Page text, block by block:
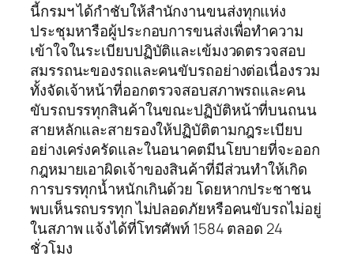
นี้กรมฯ ได้กำชับให้สำนักงานขนส่งทุกแห่ง
ประชุมหารือผู้ประกอบการขนส่งเพื่อทำความ
เข้าใจในระเบียบปฏิบัติและเข้มงวดตรวจสอบ
สมรรถนะของรถและคนขับรถอย่างต่อเนื่องรวม
ทั้งจัดเจ้าหน้าที่ออกตรวจสอบสภาพรถและคน
ขับรถบรรทุกสินค้าในขณะปฏิบัติหน้าที่บนถนน
สายหลักและสายรองให้ปฏิบัติตามกฎระเบียบ
อย่างเคร่งครัดและในอนาคตมีนโยบายที่จะออก
กฎหมายเอาผิดเจ้าของสินค้าที่มีส่วนทำให้เกิด
การบรรทุกน้ำหนักเกินด้วย โดยหากประชาชน
พบเห็นรถบรรทุก ไม่ปลอดภัยหรือคนขับรถไม่อยู่
ในสภาพ แจ้งได้ที่โทรศัพท์ 1584 ตลอด 24
ชั่วโมง